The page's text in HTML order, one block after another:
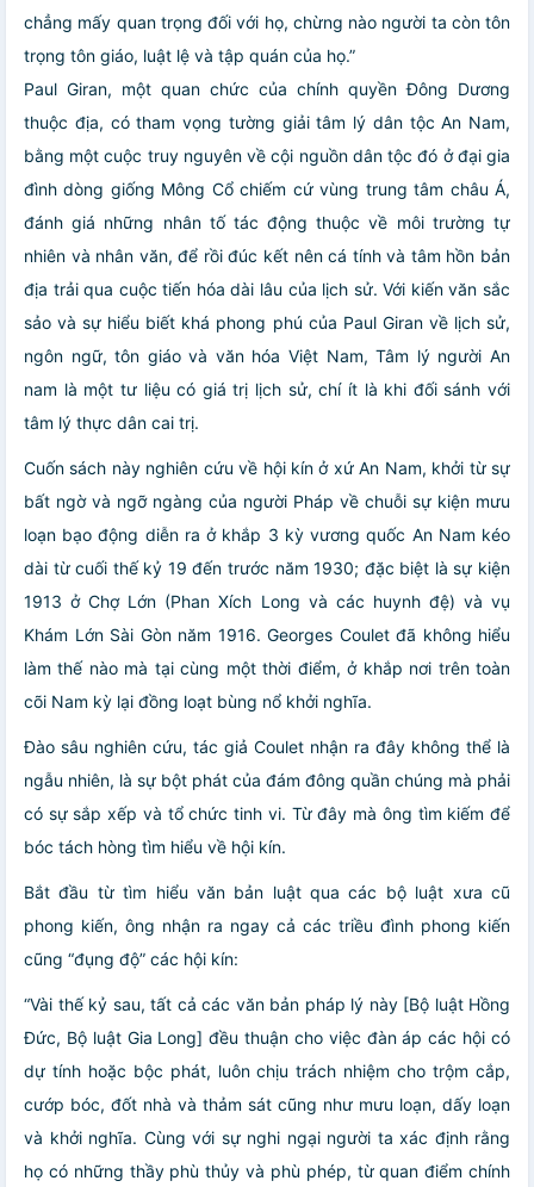
chẳng mấy quan trọng đối với họ, chừng nào người ta còn tôn
trọng tôn giáo, luật lệ và tập quán của họ.”
Paul Giran, một quan chức của chính quyền Đông Dương
thuộc địa, có tham vọng tường giải tâm lý dân tộc An Nam,
bằng một cuộc truy nguyên về cội nguồn dân tộc đó ở đại gia
đình dòng giống Mông Cổ chiếm cứ vùng trung tâm châu Á,
đánh giá những nhân tố tác động thuộc về môi trường tự
nhiên và nhân văn, để rồi đúc kết nên cá tính và tâm hồn bản
địa trải qua cuộc tiến hóa dài lâu của lịch sử. Với kiến văn sắc
sảo và sự hiểu biết khá phong phú của Paul Giran về lịch sử,
ngôn ngữ, tôn giáo và văn hóa Việt Nam, Tâm lý người An
nam là một tư liệu có giá trị lịch sử, chí ít là khi đối sánh với
tâm lý thực dân cai trị.
Cuốn sách này nghiên cứu về hội kín ở xứ An Nam, khởi từ sự
bất ngờ và ngỡ ngàng của người Pháp về chuỗi sự kiện mưu
loạn bạo động diễn ra ở khắp 3 kỳ vương quốc An Nam kéo
dài từ cuối thế kỷ 19 đến trước năm 1930; đặc biệt là sự kiện
1913 ở Chợ Lớn (Phan Xích Long và các huynh đệ) và vụ
Khám Lớn Sài Gòn năm 1916. Georges Coulet đã không hiểu
làm thế nào mà tại cùng một thời điểm, ở khắp nơi trên toàn
cõi Nam kỳ lại đồng loạt bùng nổ khởi nghĩa.
Đào sâu nghiên cứu, tác giả Coulet nhận ra đây không thể là
ngẫu nhiên, là sự bột phát của đám đông quần chúng mà phải
có sự sắp xếp và tổ chức tinh vi. Từ đây mà ông tìm kiếm để
bóc tách hòng tìm hiểu về hội kín.
Bắt đầu từ tìm hiểu văn bản luật qua các bộ luật xưa cũ
phong kiến, ông nhận ra ngay cả các triều đình phong kiến
cũng “đụng độ” các hội kín:
“Vài thế kỷ sau, tất cả các văn bản pháp lý này [Bộ luật Hồng
Đức, Bộ luật Gia Long] đều thuận cho việc đàn áp các hội có
dự tính hoặc bộc phát, luôn chịu trách nhiệm cho trộm cắp,
cướp bóc, đốt nhà và thảm sát cũng như mưu loạn, dấy loạn
và khởi nghĩa. Cùng với sự nghi ngại người ta xác định rằng
họ có những thầy phù thủy và phù phép, từ quan điểm chính